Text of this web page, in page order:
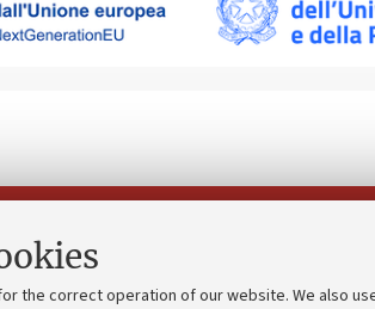
the correct operation of our website. We also